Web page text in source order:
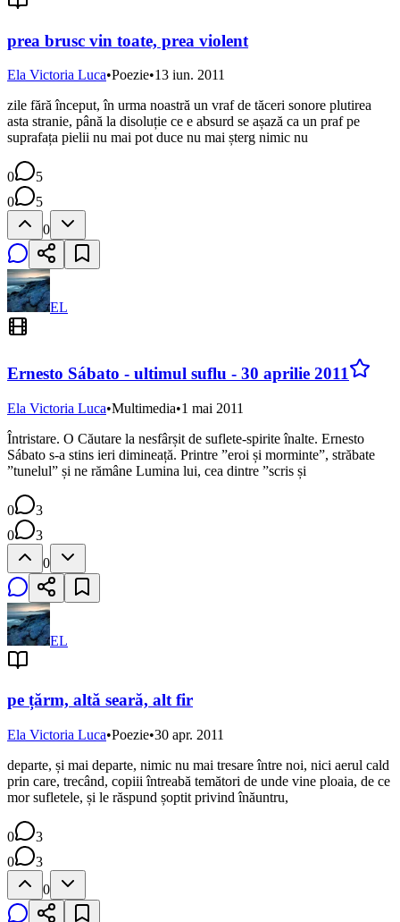
prea brusc vin toate, prea violent
Ela Victoria Luca•Poezie•13 iun. 2011
zile fără început, în urma noastră un vraf de tăceri sonore plutirea
asta stranie, până la disoluție ce e absurd se așază ca un praf pe
suprafața pielii nu mai pot duce nu mai șterg nimic nu
0
5
0
5
0
EL
Ernesto Sábato - ultimul suflu - 30 aprilie 2011
Ela Victoria Luca•Multimedia•1 mai 2011
Întristare. O Căutare la nesfârșit de suflete-spirite înalte. Ernesto
Sábato s-a stins ieri dimineață. Printre ”eroi și morminte”, străbate
”tunelul” și ne rămâne Lumina lui, cea dintre ”scris și
0
3
0
3
0
EL
pe țărm, altă seară, alt fir
Ela Victoria Luca•Poezie•30 apr. 2011
departe, și mai departe, nimic nu mai tresare între noi, nici aerul cald
prin care, trecând, copiii întreabă temători de unde vine ploaia, de ce
mor sufletele, și le răspund șoptit privind înăuntru,
0
3
0
3
0